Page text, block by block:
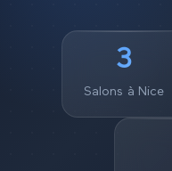
3
Salons à Nice